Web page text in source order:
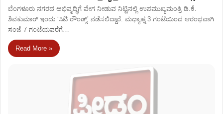
ಬೆಂಗಳೂರು ನಗರದ ಅಭಿವೃದ್ಧಿಗೆ ವೇಗ ನೀಡುವ ನಿಟ್ಟಿನಲ್ಲಿ ಉಪಮುಖ್ಯಮಂತ್ರಿ ಡಿ.ಕೆ.
ಶಿವಕುಮಾರ್ ಇಂದು ‘ಸಿಟಿ ರೌಂಡ್ಸ್’ ನಡೆಸಲಿದ್ದಾರೆ. ಮಧ್ಯಾಹ್ನ 3 ಗಂಟೆಯಿಂದ ಆರಂಭವಾಗಿ
ಸಂಜೆ 7 ಗಂಟೆಯವರೆಗೆ…
Read More »